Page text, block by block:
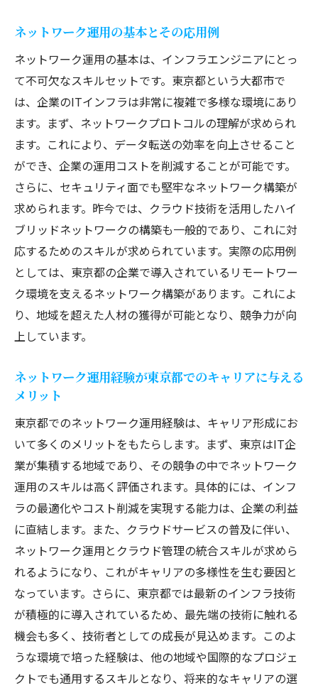
ネットワーク運用の基本とその応用例
ネットワーク運用の基本は、インフラエンジニアにとっ
て不可欠なスキルセットです。東京都という大都市で
は、企業のITインフラは非常に複雑で多様な環境にあり
ます。まず、ネットワークプロトコルの理解が求められ
ます。これにより、データ転送の効率を向上させること
ができ、企業の運用コストを削減することが可能です。
さらに、セキュリティ面でも堅牢なネットワーク構築が
求められます。昨今では、クラウド技術を活用したハイ
ブリッドネットワークの構築も一般的であり、これに対
応するためのスキルが求められています。実際の応用例
としては、東京都の企業で導入されているリモートワー
ク環境を支えるネットワーク構築があります。これによ
り、地域を超えた人材の獲得が可能となり、競争力が向
上しています。
ネットワーク運用経験が東京都でのキャリアに与える
メリット
東京都でのネットワーク運用経験は、キャリア形成にお
いて多くのメリットをもたらします。まず、東京はIT企
業が集積する地域であり、その競争の中でネットワーク
運用のスキルは高く評価されます。具体的には、インフ
ラの最適化やコスト削減を実現する能力は、企業の利益
に直結します。また、クラウドサービスの普及に伴い、
ネットワーク運用とクラウド管理の統合スキルが求めら
れるようになり、これがキャリアの多様性を生む要因と
なっています。さらに、東京都では最新のインフラ技術
が積極的に導入されているため、最先端の技術に触れる
機会も多く、技術者としての成長が見込めます。このよ
うな環境で培った経験は、他の地域や国際的なプロジェ
クトでも通用するスキルとなり、将来的なキャリアの選